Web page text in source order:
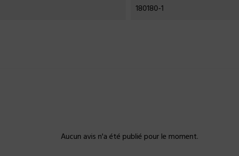
180180-1
Aucun avis n'a été publié pour le moment.